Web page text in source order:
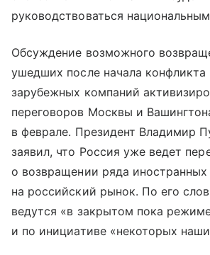
руководствоваться
Обсуждение возможного
ушедших после начала конфликта
зарубежных компаний
переговоров Москвы и
в феврале. Президент Владимир
заявил, что Россия уже ведет
о возвращении ряда
на российский рынок. По его
ведутся «в закрытом пока
и по инициативе «некоторых